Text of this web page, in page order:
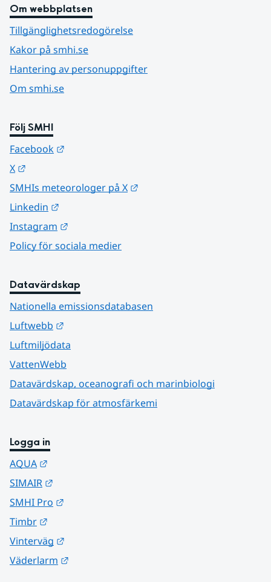
Om webbplatsen
Tillgänglighetsredogörelse
Kakor på smhi.se
Hantering av personuppgifter
Om smhi.se
Följ SMHI
Facebook
X
SMHIs meteorologer på X
Linkedin
Instagram
Policy för sociala medier
Datavärdskap
Nationella emissionsdatabasen
Luftwebb
Luftmiljödata
VattenWebb
Datavärdskap, oceanografi och marinbiologi
Datavärdskap för atmosfärkemi
Logga in
AQUA
SIMAIR
SMHI Pro
Timbr
Vinterväg
Väderlarm